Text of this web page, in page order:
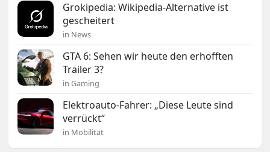
Grokipedia: Wikipedia-Alternative ist
gescheitert
in News
GTA 6: Sehen wir heute den erhofften
Trailer 3?
in Gaming
Elektroauto-Fahrer: „Diese Leute sind
verrückt“
in Mobilität